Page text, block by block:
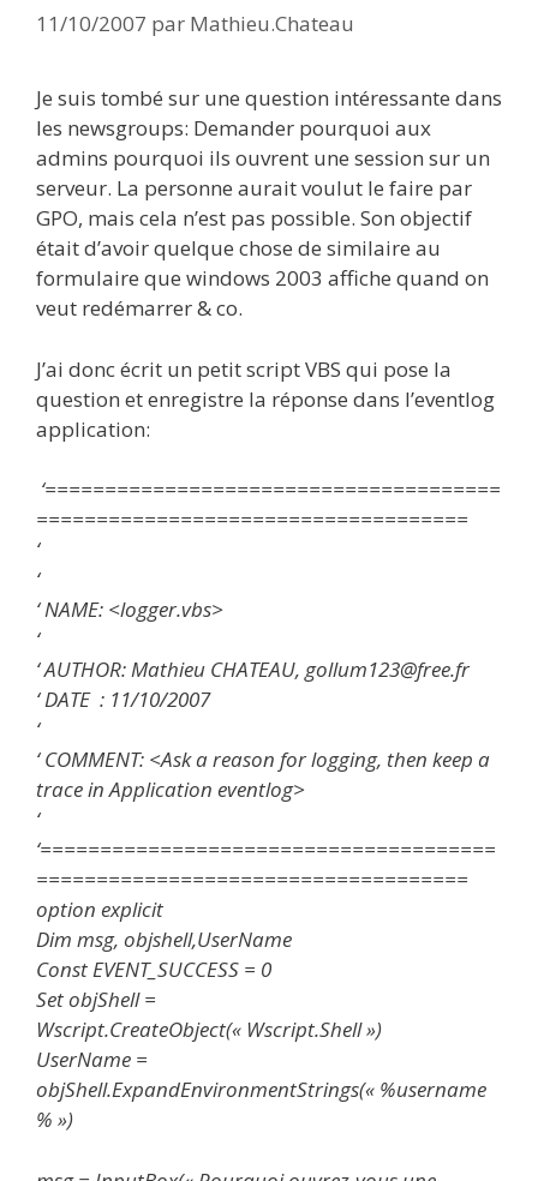
11/10/2007 par Mathieu.Chateau
Je suis tombé sur une question intéressante dans
les newsgroups: Demander pourquoi aux
admins pourquoi ils ouvrent une session sur un
serveur. La personne aurait voulut le faire par
GPO, mais cela n’est pas possible. Son objectif
était d’avoir quelque chose de similaire au
formulaire que windows 2003 affiche quand on
veut redémarrer & co.
J’ai donc écrit un petit script VBS qui pose la
question et enregistre la réponse dans l’eventlog
application:
‘======================================
====================================
‘
‘
‘ NAME: <logger.vbs>
‘
‘ AUTHOR: Mathieu CHATEAU, gollum123@free.fr
‘ DATE : 11/10/2007
‘
‘ COMMENT: <Ask a reason for logging, then keep a
trace in Application eventlog>
‘
‘======================================
====================================
option explicit
Dim msg, objshell,UserName
Const EVENT_SUCCESS = 0
Set objShell =
Wscript.CreateObject(« Wscript.Shell »)
UserName =
objShell.ExpandEnvironmentStrings(« %username
% »)